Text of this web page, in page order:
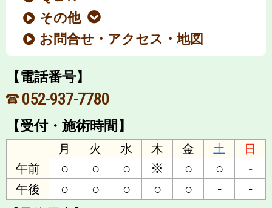
その他
お問合せ・アクセス・地図
【電話番号】
052-937-7780
【受付・施術時間】
月 火 水 木 金 土
日
午前
○ ○ ○ ※ ○ ○ -
午後 ○ ○ ○ ○ ○ -
-